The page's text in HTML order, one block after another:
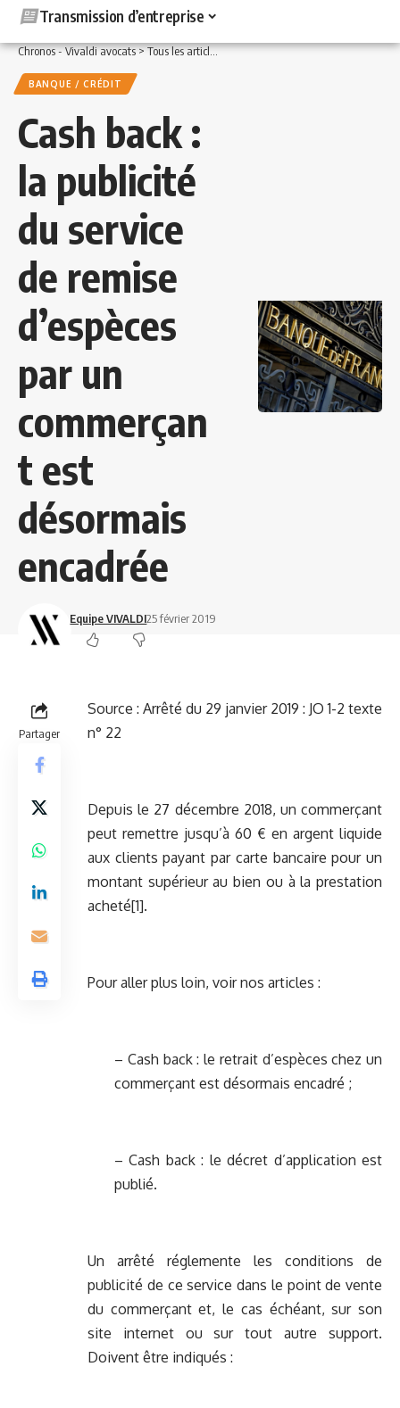
Transmission d’entreprise
Chronos - Vivaldi avocats>Tous les articles >Banque / Crédit>Cash back : la
BANQUE / CRÉDIT
Cash back :
la publicité
du service
de remise
d’espèces
par un
commerçan
t est
désormais
encadrée
Equipe VIVALDI25 février 2019
Partager
Source : Arrêté du 29 janvier 2019 : JO 1-2 texte
n° 22
Depuis le 27 décembre 2018, un commerçant
peut remettre jusqu’à 60 € en argent liquide
aux clients payant par carte bancaire pour un
montant supérieur au bien ou à la prestation
acheté[1].
Pour aller plus loin, voir nos articles :
– Cash back : le retrait d’espèces chez un
commerçant est désormais encadré ;
– Cash back : le décret d’application est
publié.
Un arrêté réglemente les conditions de
publicité de ce service dans le point de vente
du commerçant et, le cas échéant, sur son
site internet ou sur tout autre support.
Doivent être indiqués :